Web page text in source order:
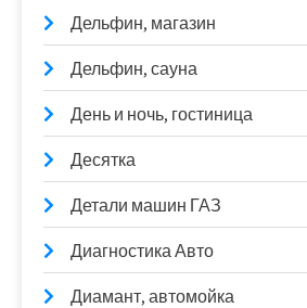
Дельфин, магазин
Дельфин, сауна
День и ночь, гостиница
Десятка
Детали машин ГАЗ
Диагностика Авто
Диамант, автомойка